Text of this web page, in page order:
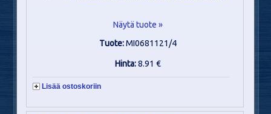
Näytä tuote »
Tuote:MI0681121/4
Hinta:8.91 €
Lisää ostoskoriin